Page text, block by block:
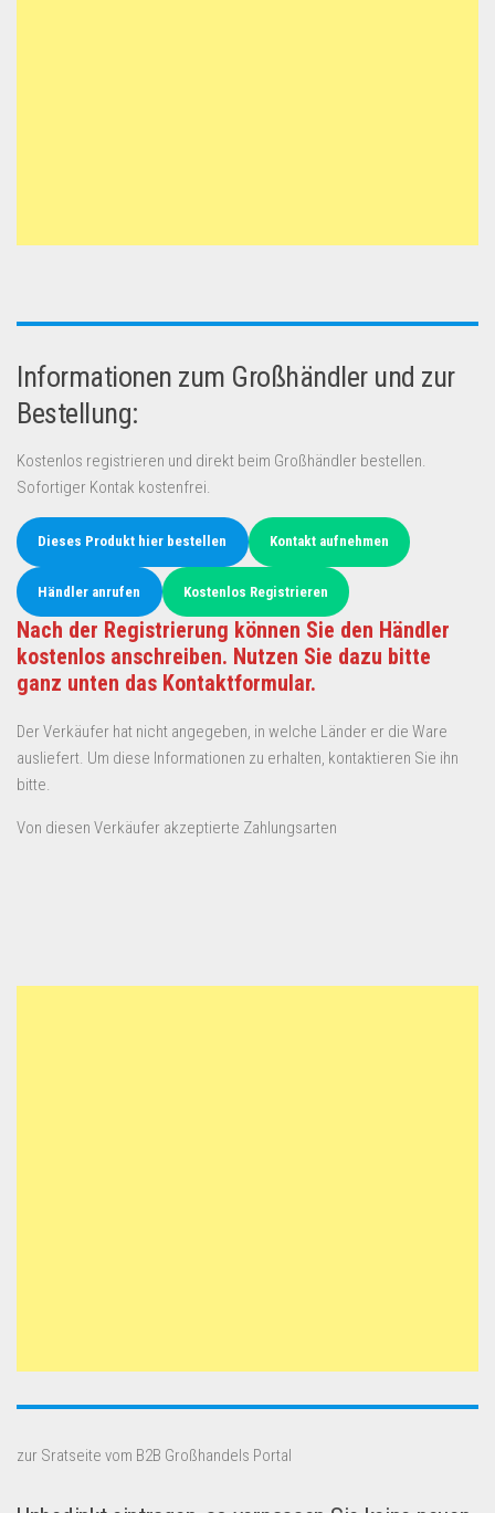
Informationen zum Großhändler und zur
Bestellung:
Kostenlos registrieren und direkt beim Großhändler bestellen.
Sofortiger Kontak kostenfrei.
Dieses Produkt hier bestellen Kontakt aufnehmen
Händler anrufen Kostenlos Registrieren
Nach der Registrierung können Sie den Händler
kostenlos anschreiben. Nutzen Sie dazu bitte
ganz unten das Kontaktformular.
Der Verkäufer hat nicht angegeben, in welche Länder er die Ware
ausliefert. Um diese Informationen zu erhalten, kontaktieren Sie ihn
bitte.
Von diesen Verkäufer akzeptierte Zahlungsarten
zur Sratseite vom B2B Großhandels Portal